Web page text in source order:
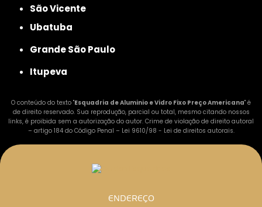
São Vicente
Ubatuba
Grande São Paulo
Itupeva
O conteúdo do texto "Esquadria de Aluminio e Vidro Fixo Preço Americana" é
de direito reservado. Sua reprodução, parcial ou total, mesmo citando nossos
links, é proibida sem a autorização do autor. Crime de violação de direito autoral
– artigo 184 do Código Penal – Lei 9610/98 - Lei de direitos autorais.
ENDEREÇO